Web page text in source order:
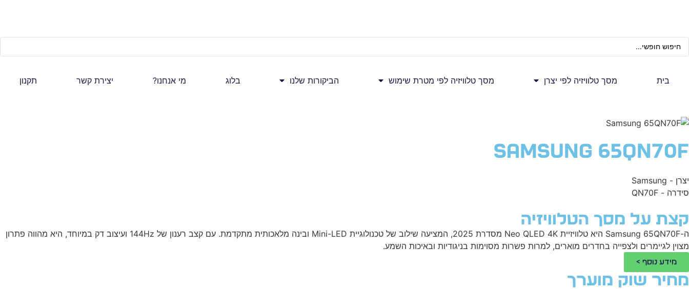
בית מסך טלוויזיה לפי יצרן מסך טלוויזיה לפי מטרת שימוש הביקורות שלנו בלוג מי אנחנו? יצירת קשר תקנון
Samsung 65QN70F
יצרן - Samsung
סידרה - QN70F
קצת על מסך הטלוויזיה
ה-Samsung 65QN70F היא טלוויזיית Neo QLED 4K מסדרת 2025, המציעה שילוב של טכנולוגיית Mini-LED ובינה מלאכותית מתקדמת. עם קצב רענון של 144Hz ועיצוב דק במיוחד, היא מהווה פתרון
מצוין לגיימרים ולצפייה בחדרים מוארים, למרות פשרות מסוימות בניגודיות ובאיכות השמע.
מידע נוסף >
מחיר שוק מוערך